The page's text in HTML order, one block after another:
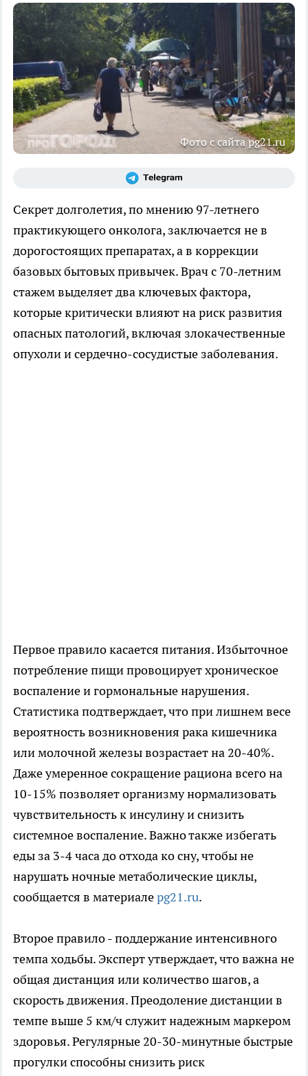
Фото с сайта pg21.ru
Секрет долголетия, по мнению 97-летнего
практикующего онколога, заключается не в
дорогостоящих препаратах, а в коррекции
базовых бытовых привычек. Врач с 70-летним
стажем выделяет два ключевых фактора,
которые критически влияют на риск развития
опасных патологий, включая злокачественные
опухоли и сердечно-сосудистые заболевания.
Первое правило касается питания. Избыточное
потребление пищи провоцирует хроническое
воспаление и гормональные нарушения.
Статистика подтверждает, что при лишнем весе
вероятность возникновения рака кишечника
или молочной железы возрастает на 20-40%.
Даже умеренное сокращение рациона всего на
10-15% позволяет организму нормализовать
чувствительность к инсулину и снизить
системное воспаление. Важно также избегать
еды за 3-4 часа до отхода ко сну, чтобы не
нарушать ночные метаболические циклы,
сообщается в материалеpg21.ru.
Второе правило - поддержание интенсивного
темпа ходьбы. Эксперт утверждает, что важна не
общая дистанция или количество шагов, а
скорость движения. Преодоление дистанции в
темпе выше 5 км/ч служит надежным маркером
здоровья. Регулярные 20-30-минутные быстрые
прогулки способны снизить риск